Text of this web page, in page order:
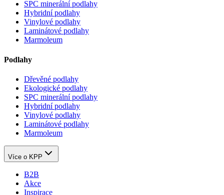
SPC minerální podlahy
Hybridní podlahy
Vinylové podlahy
Laminátové podlahy
Marmoleum
Podlahy
Dřevěné podlahy
Ekologické podlahy
SPC minerální podlahy
Hybridní podlahy
Vinylové podlahy
Laminátové podlahy
Marmoleum
Více o KPP
B2B
Akce
Inspirace